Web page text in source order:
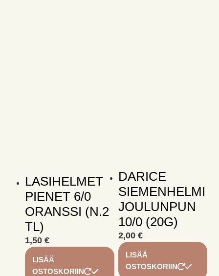
LASIHELMET
PIENET 6/0
ORANSSI (N.2
TL)
1,50 €
LISÄÄ
OSTOSKORIIN
DARICE
SIEMENHELMI
JOULUNPUN
10/0 (20G)
2,00 €
LISÄÄ
OSTOSKORIIN